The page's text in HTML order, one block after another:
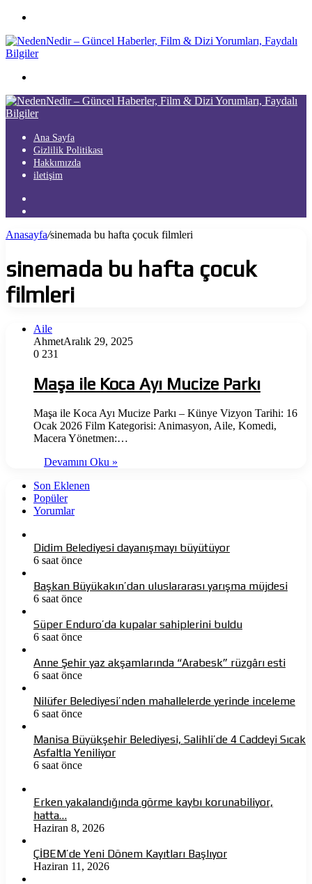
...
Ana Sayfa
Gizlilik Politikası
Hakkımızda
iletişim
...
Anasayfa/sinemada bu hafta çocuk filmleri
sinemada bu hafta çocuk
filmleri
Aile
AhmetAralık 29, 2025
0 231
Maşa ile Koca Ayı Mucize Parkı
Maşa ile Koca Ayı Mucize Parkı – Künye Vizyon Tarihi: 16
Ocak 2026 Film Kategorisi: Animasyon, Aile, Komedi,
Macera Yönetmen:…
Devamını Oku »
Son Eklenen
Popüler
Yorumlar
Didim Belediyesi dayanışmayı büyütüyor
6 saat önce
Başkan Büyükakın’dan uluslararası yarışma müjdesi
6 saat önce
Süper Enduro’da kupalar sahiplerini buldu
6 saat önce
Anne Şehir yaz akşamlarında “Arabesk” rüzgârı esti
6 saat önce
Nilüfer Belediyesi’nden mahallelerde yerinde inceleme
6 saat önce
Manisa Büyükşehir Belediyesi, Salihli’de 4 Caddeyi Sıcak
Asfaltla Yeniliyor
6 saat önce
Erken yakalandığında görme kaybı korunabiliyor,
hatta…
Haziran 8, 2026
ÇİBEM’de Yeni Dönem Kayıtları Başlıyor
Haziran 11, 2026